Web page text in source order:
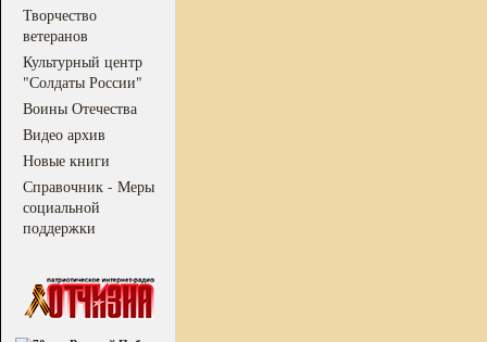
Творчество
ветеранов
Культурный центр
"Солдаты России"
Воины Отечества
Видео архив
Новые книги
Справочник - Меры
социальной
поддержки